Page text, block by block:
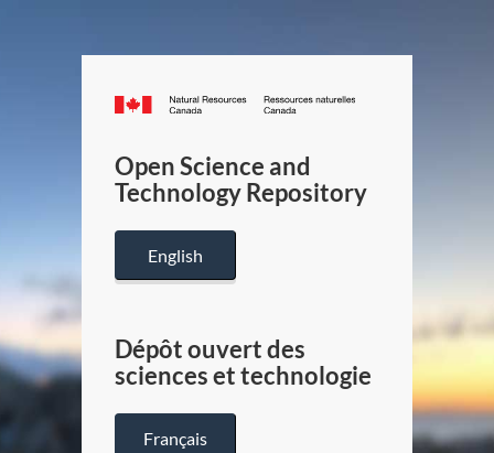
Canada.ca
/
Canada
Open Science and
Technology Repository
English
Dépôt ouvert des
sciences et technologie
Français